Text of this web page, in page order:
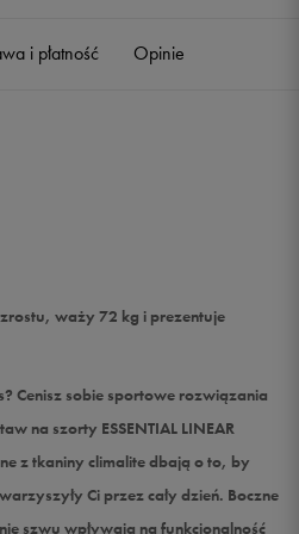
i płatność Opinie
waży 72 kg i prezentuje
Cenisz sobie sportowe rozwiązania
na szorty ESSENTIAL LINEAR
z tkaniny climalite dbają o to, by
Ci przez cały dzień. Boczne
szwu wpływają na funkcjonalność